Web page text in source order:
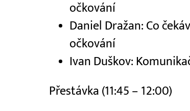
očkování
Daniel Dražan: Co
očkování
Ivan Duškov:
Přestávka (11:45 – 12:00)